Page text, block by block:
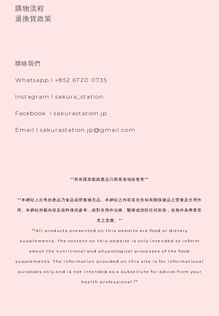
購物流程
退換貨政策
聯絡我們
Whatsapp I +852 6720 0735
Instagram I sakura_station
Facebook I sakurastation.jp
Email I sakurastation.jp@gmail.com
** 所有隱形眼鏡產品只限香港地區發售**
**本網站上出售的產品乃食品或營養補充品。本網站之內容旨在告知有關保健品之營養及生理作
用。本網站所載內容及資料僅供參考，絕對非用作治療、醫療或預防任何疾病，並無作為專業意
見之意圖。**
**All products presented on this website are food or dietary
supplements. The content on this website is only intended to inform
about the nutritional and physiological processes of the food
supplements. The information provided on this site is for informational
purposes only and is not intended as a substitute for advice from your
health professional.**